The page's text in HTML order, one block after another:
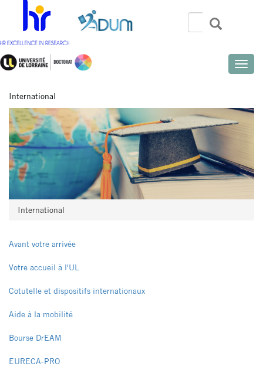
contenu
principal
Search
Rechercher
Toggle
International
International
Menu
latéral
pages
NON
ED
Avant votre arrivée
Votre accueil à l'UL
Cotutelle et dispositifs internationaux
Aide à la mobilité
Bourse DrEAM
EURECA-PRO